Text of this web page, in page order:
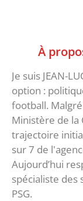
À
Je suis JEAN-
option :
football.
Ministère de la
trajectoire
sur 7 de
Aujourd’hui
spécialiste
PSG.